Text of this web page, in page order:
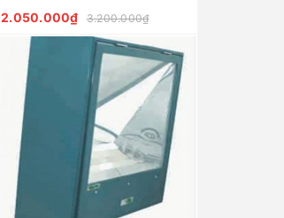
PL200
2.050.000₫ 3.200.000₫